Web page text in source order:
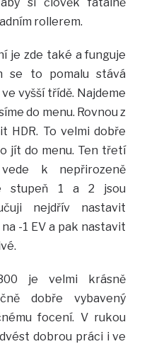
rollerem.
je zde také a funguje
se to pomalu stává
vyšší třídě. Najdeme
do menu. Rovnou z
HDR. To velmi dobře
jít do menu. Ten třetí
k nepřirozeně
stupeň 1 a 2 jsou
nejdřív nastavit
-1 EV a pak nastavit
je velmi krásně
dobře vybavený
focení. V rukou
dobrou práci i ve